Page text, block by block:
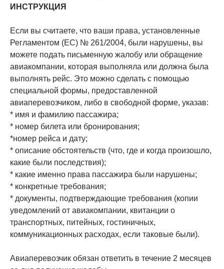
ИНСТРУКЦИЯ
Если вы считаете, что ваши права, установленные
Регламентом (ЕС) № 261/2004, были нарушены, вы
можете подать письменную жалобу или обращение
авиакомпании, которая выполняла или должна была
выполнять рейс. Это можно сделать с помощью
специальной формы, предоставленной
авиаперевозчиком, либо в свободной форме, указав:
* имя и фамилию пассажира;
* номер билета или бронирования;
*номер рейса и дату;
* описание обстоятельств (что, где и когда произошло,
какие были последствия);
* какие именно права пассажира были нарушены;
* конкретные требования;
* документы, подтверждающие требования (копии
уведомлений от авиакомпании, квитанции о
транспортных, питейных, гостиничных,
коммуникационных расходах, если таковые были).
Авиаперевозчик обязан ответить в течение 2 месяцев